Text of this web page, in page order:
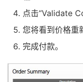
点击“Validate
您将看到价格重
完成付款。